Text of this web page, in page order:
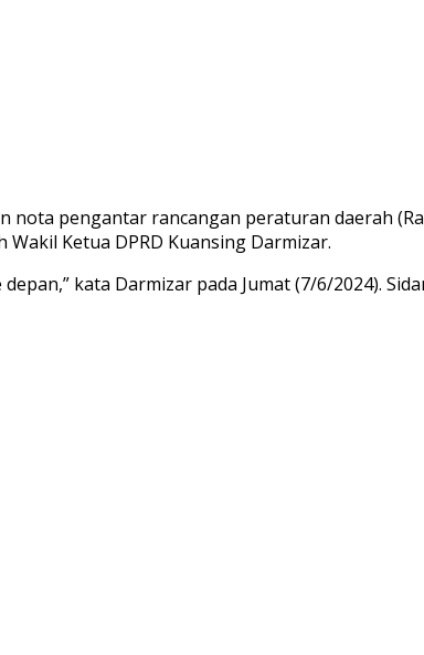
nota pengantar rancangan peraturan daerah
Ketua DPRD Kuansing Darmizar.
kata Darmizar pada Jumat (7/6/2024).